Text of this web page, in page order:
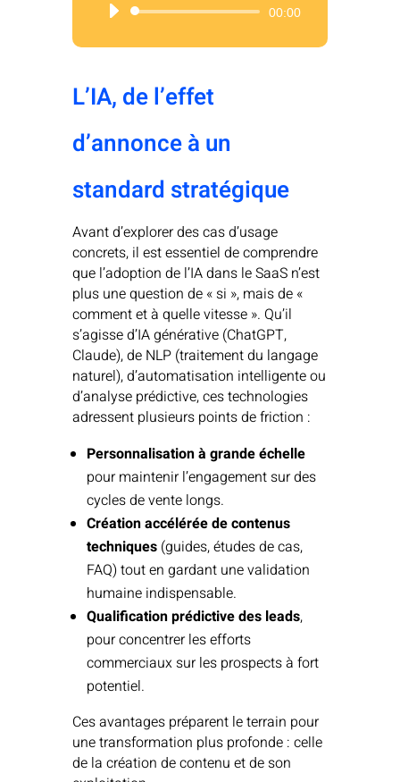
Lecteur
00:00
L’IA, de l’effet
d’annonce à un
standard stratégique
Avant d’explorer des cas d’usage
concrets, il est essentiel de comprendre
que l’adoption de l’IA dans le SaaS n’est
plus une question de « si », mais de «
comment et à quelle vitesse ». Qu’il
s’agisse d’IA générative (ChatGPT,
Claude), de NLP (traitement du langage
naturel), d’automatisation intelligente ou
d’analyse prédictive, ces technologies
adressent plusieurs points de friction :
Personnalisation à grande échelle
pour maintenir l’engagement sur des
cycles de vente longs.
Création accélérée de contenus
techniques(guides, études de cas,
FAQ) tout en gardant une validation
humaine indispensable.
Qualification prédictive des leads,
pour concentrer les efforts
commerciaux sur les prospects à fort
potentiel.
Ces avantages préparent le terrain pour
une transformation plus profonde : celle
de la création de contenu et de son